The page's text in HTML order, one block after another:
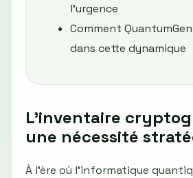
l'urgence
Comment
dans cette dynamique
L'inventaire
une nécessité
À l'ère où l'informatique